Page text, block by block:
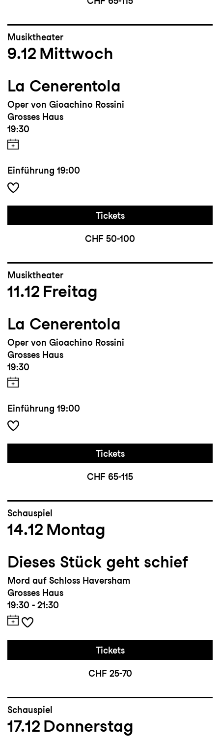
Musiktheater
9.12 Mittwoch
La Cenerentola
Oper von Gioachino Rossini
Grosses Haus
19:30
Einführung 19:00
Tickets
CHF 50-100
Musiktheater
11.12 Freitag
La Cenerentola
Oper von Gioachino Rossini
Grosses Haus
19:30
Einführung 19:00
Tickets
CHF 65-115
Schauspiel
14.12 Montag
Dieses Stück geht schief
Mord auf Schloss Haversham
Grosses Haus
19:30 - 21:30
Tickets
CHF 25-70
Schauspiel
17.12 Donnerstag